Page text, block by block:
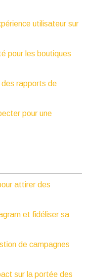
utilisateur sur
pour les boutiques
des rapports de
pour une
attirer des
et fidéliser sa
de campagnes
sur la portée des